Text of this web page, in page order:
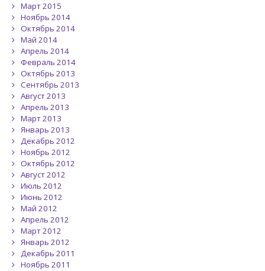
Март 2015
Ноябрь 2014
Октябрь 2014
Май 2014
Апрель 2014
Февраль 2014
Октябрь 2013
Сентябрь 2013
Август 2013
Апрель 2013
Март 2013
Январь 2013
Декабрь 2012
Ноябрь 2012
Октябрь 2012
Август 2012
Июль 2012
Июнь 2012
Май 2012
Апрель 2012
Март 2012
Январь 2012
Декабрь 2011
Ноябрь 2011